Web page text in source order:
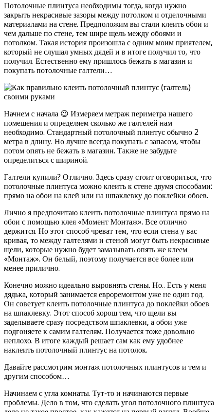
Потолочные плинтуса необходимы тогда, когда нужно
закрыть некрасивые зазоры между потолком и отделочными
материалами на стене. Предположим вы стали клеить обои и
чем дальше по стене, тем шире щель между обоями и
потолком. Такая история произошла с одним моим приятелем,
который не слушал умных дядей и в итоге получил то, что
получил. Естественно ему пришлось бежать в магазин и
покупать потолочные галтели…
Начнем с начала 😉 Измеряем метраж периметра нашего
помещения и определяем сколько же галтелей нам
необходимо. Стандартный потолочный плинтус обычно 2
метра в длину. Но лучше всегда покупать с запасом, чтобы
потом опять не бежать в магазин. Также не забудьте
определиться с шириной.
Галтели купили? Отлично. Здесь сразу стоит оговориться, что
потолочные плинтуса можно клеить к стене двумя способами:
прямо на обои на клей или на шпаклевку до поклейки обоев.
Лично я предпочитаю клеить потолочные плинтуса прямо на
обои с помощью клея «Момент Монтаж». Все отлично
держится. Но этот способ чреват тем, что если стена у вас
кривая, то между галтелями и стеной могут быть некрасивые
щели, которые нужно будет замазывать опять же клеем
«Монтаж». Он белый, поэтому получается все более или
менее прилично.
Конечно можно идеально выровнять стены. Но.. Есть у меня
дядька, который занимается евроремонтом уже не один год.
Он советует клеить потолочные плинтуса до поклейки обоев
на шпаклевку. Этот способ хорош тем, что щели вы
заделываете сразу посредством шпаклевки, а обои уже
подгоняете к самим галтелям. Получается тоже довольно
неплохо. В итоге каждый решает сам как ему удобнее
наклеить потолочный плинтус на потолок.
Давайте рассмотрим монтаж потолочных плинтусов и тем и
другим способом…
Начинаем с угла комнаты. Тут-то и начинаются первые
проблемы. Дело в том, что сделать угол потолочного плинтуса